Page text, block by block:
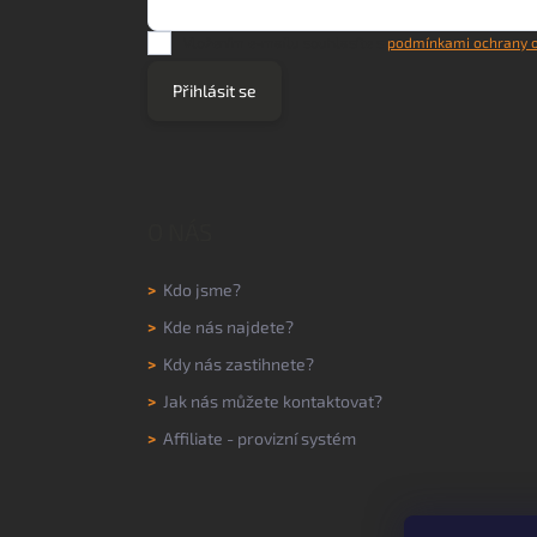
podmínkami ochrany
Přihlásit se
> Kdo jsme?
> Kde nás najdete?
> Kdy nás zastihnete?
> Jak nás můžete kontaktovat?
> Affiliate - provizní systém